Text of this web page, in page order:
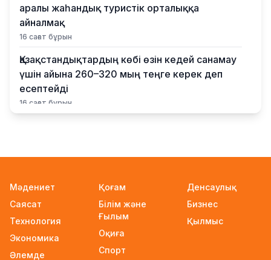
аралы жаһандық туристік орталыққа
айналмақ
16 сағат бұрын
Қазақстандықтардың көбі өзін кедей санамау
үшін айына 260–320 мың теңге керек деп
есептейді
16 сағат бұрын
талаптар қатаңдатылды
Wildberries қоймаларын Қазақстанға көшіру
туралы ақпаратқа жауап берді
17 сағат бұрын
2027 жылы Астанада УЕФА президенті
сайланады
Мәдениет
Саясат
Технология
Экономика
Әлемде
Қоғам
Білім және
Ғылым
Оқиға
Спорт
Денсаулық
Бизнес
Қылмыс